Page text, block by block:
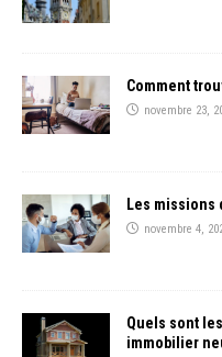
Comment
novembre 23,
Les missions
novembre 4,
Quels sont
immobilier